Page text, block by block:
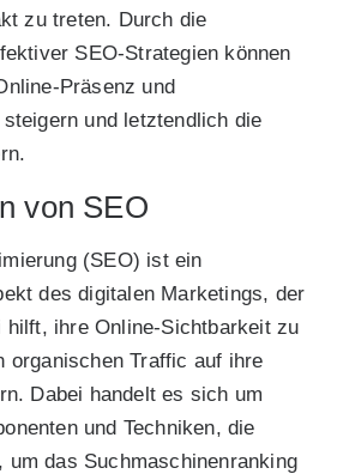
zu treten. Durch die
SEO-Strategien können
Präsenz und
und letztendlich die
von SEO
(SEO) ist ein
des digitalen Marketings, der
hilft, ihre Online-Sichtbarkeit zu
organischen Traffic auf ihre
Dabei handelt es sich um
und Techniken, die
um das Suchmaschinenranking